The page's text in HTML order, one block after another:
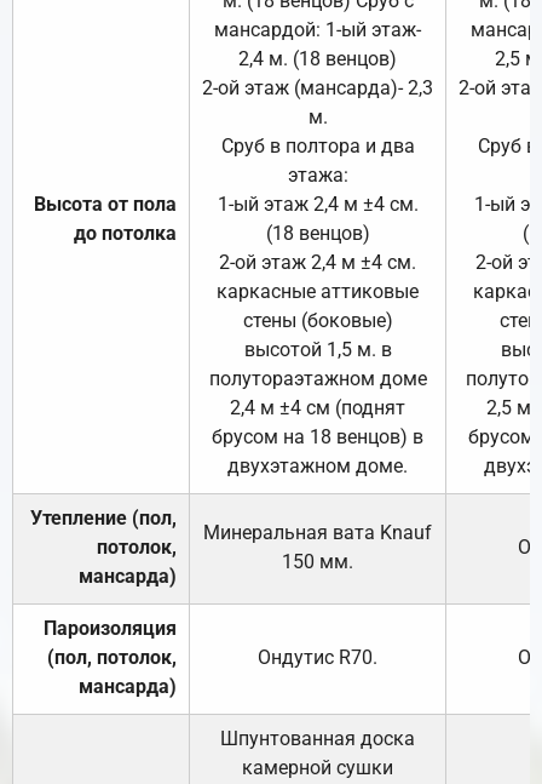
Высота от пола
до потолка
мансардой: 1-ый этаж-
2,4 м. (18 венцов)
2-ой этаж (мансарда)- 2,3
м.
Сруб в полтора и два
этажа:
1-ый этаж 2,4 м ±4 см.
(18 венцов)
2-ой этаж 2,4 м ±4 см.
каркасные аттиковые
стены (боковые)
высотой 1,5 м. в
полутораэтажном доме
2,4 м ±4 см (поднят
брусом на 18 венцов) в
двухэтажном доме.
2,5
2-ой
Сруб
1-ый
2-ой
2,5 м
брусом
Утепление (пол,
потолок,
мансарда)
Минеральная вата Knauf
150 мм.
Пароизоляция
(пол, потолок,
мансарда)
Ондутис R70.
Шпунтованная доска
камерной сушки